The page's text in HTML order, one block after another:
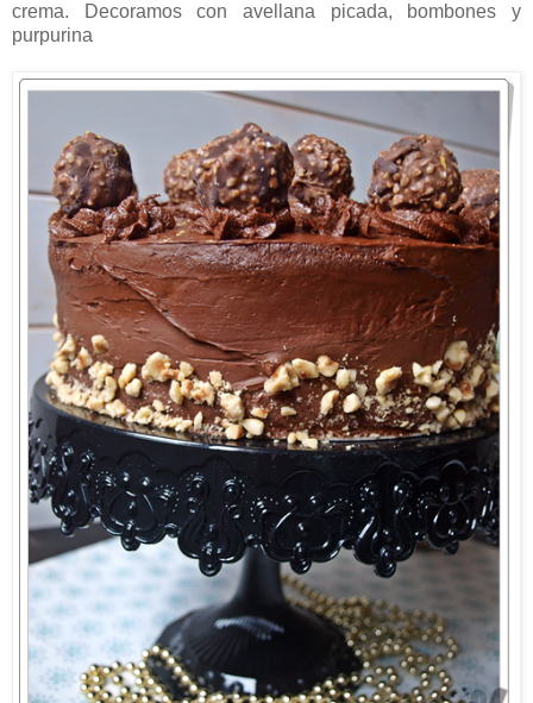
crema. Decoramos con avellana picada, bombones y
purpurina